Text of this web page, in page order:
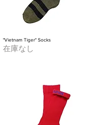
"Vietnam Tiger" Socks
在庫なし